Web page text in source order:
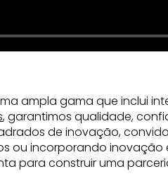
ampla gama que inclui
, garantimos qualidade,
de inovação,
ou incorporando inovação
para construir uma